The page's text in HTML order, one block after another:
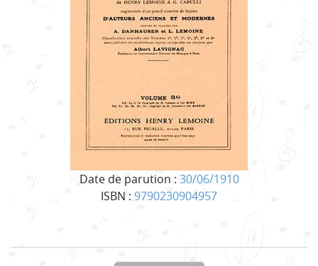
Date de parution : 30/06/1910
ISBN : 9790230904957